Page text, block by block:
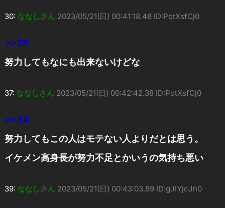
30: ななしさん 2023/05/21(日) 00:41:18.48 ID:PqtXsfCj0
>>28
努力してもなにも出来ないけどな
37: ななしさん 2023/05/21(日) 00:42:42.38 ID:PqtXsfCj0
>>34
努力してもこの人はモテない人よりだとは思う。
イケメン高身長が努力不足とかいうの気持ち悪い
39: ななしさん 2023/05/21(日) 00:43:03.89 ID:gJIYjcJn0